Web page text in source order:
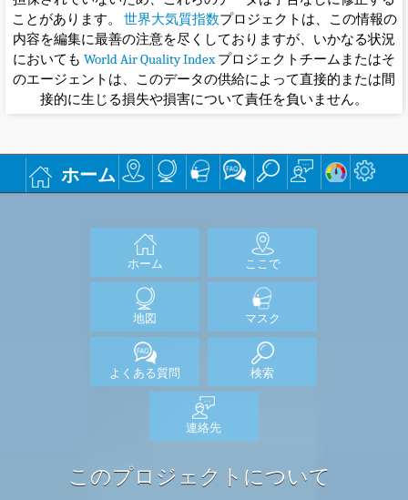
ことがあります。 世界大気質指数プロジェクトは、この情報の
内容を編集に最善の注意を尽くしておりますが、いかなる状況
においても World Air Quality Indexプロジェクトチームまたはそ
のエージェントは、このデータの供給によって直接的または間
接的に生じる損失や損害について責任を負いません。
ホーム
ホーム ここで
地図 マスク
よくある質問 検索
連絡先
このプロジェクトについて